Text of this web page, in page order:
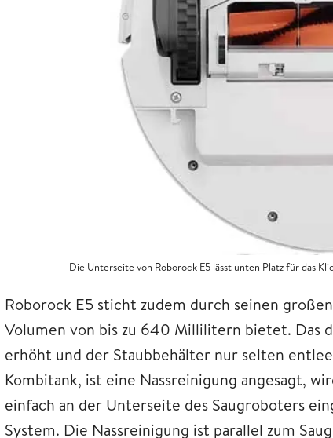
Die Unterseite von Roborock E5 lässt unten Platz für das
Roborock E5 sticht zudem durch seinen
Volumen von bis zu 640 Millilitern bietet. Das
erhöht und der Staubbehälter nur selten
Kombitank, ist eine Nassreinigung angesagt,
einfach an der Unterseite des Saugroboters
System. Die Nassreinigung ist parallel zum